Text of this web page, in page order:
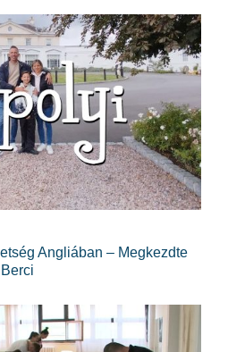
Angliában – Megkezdte